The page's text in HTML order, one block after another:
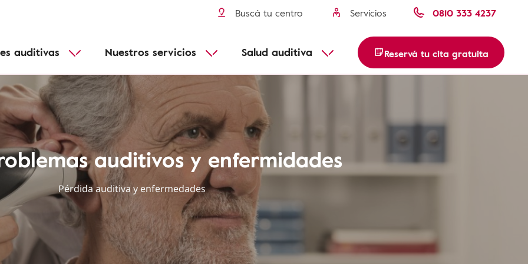
Buscá tu centro Servicios 0810 333 4237
auditivas Adecuado para todos
Nuestros servicios Salud auditiva Reservá tu cita gratuita
auditivos y enfermidades
Pérdida auditiva y enfermedades